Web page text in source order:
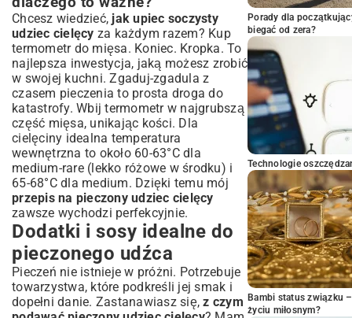
Chcesz wiedzieć, jak upiec soczysty
udziec cielęcy za każdym razem? Kup
termometr do mięsa. Koniec. Kropka. To
najlepsza inwestycja, jaką możesz zrobić
w swojej kuchni. Zgaduj-zgadula z
czasem pieczenia to prosta droga do
katastrofy. Wbij termometr w najgrubszą
część mięsa, unikając kości. Dla
cielęciny idealna temperatura
wewnętrzna to około 60-63°C dla
medium-rare (lekko różowe w środku) i
65-68°C dla medium. Dzięki temu mój
przepis na pieczony udziec cielęcy
zawsze wychodzi perfekcyjnie.
Dodatki i sosy idealne do
pieczonego udźca
Pieczeń nie istnieje w próżni. Potrzebuje
towarzystwa, które podkreśli jej smak i
dopełni danie. Zastanawiasz się,z czym
Porady dla
biegać od zera?
Technologie
Bambi status związku
życiu miłosnym?